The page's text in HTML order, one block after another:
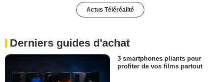
Actus Téléréalité
Derniers guides d'achat
3 smartphones pliants pour
profiter de vos films partout